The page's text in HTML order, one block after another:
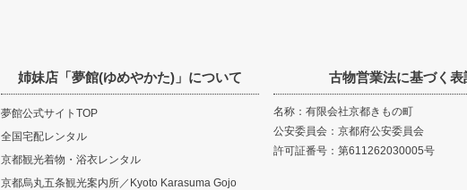
姉妹店「夢館(ゆめやかた)」について
夢館公式サイトTOP
全国宅配レンタル
京都観光着物・浴衣レンタル
京都烏丸五条観光案内所／Kyoto Karasuma Gojo
古物営業法に基づく表
名称：有限会社京都きもの町
公安委員会：京都府公安委員会
許可証番号：第611262030005号